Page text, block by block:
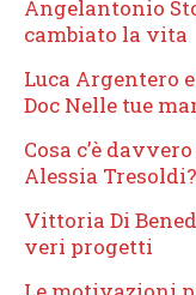
Angelantonio
cambiato la vita
Luca Argentero
Doc Nelle tue
Cosa c’è
Alessia Tresoldi?
Vittoria Di
veri progetti